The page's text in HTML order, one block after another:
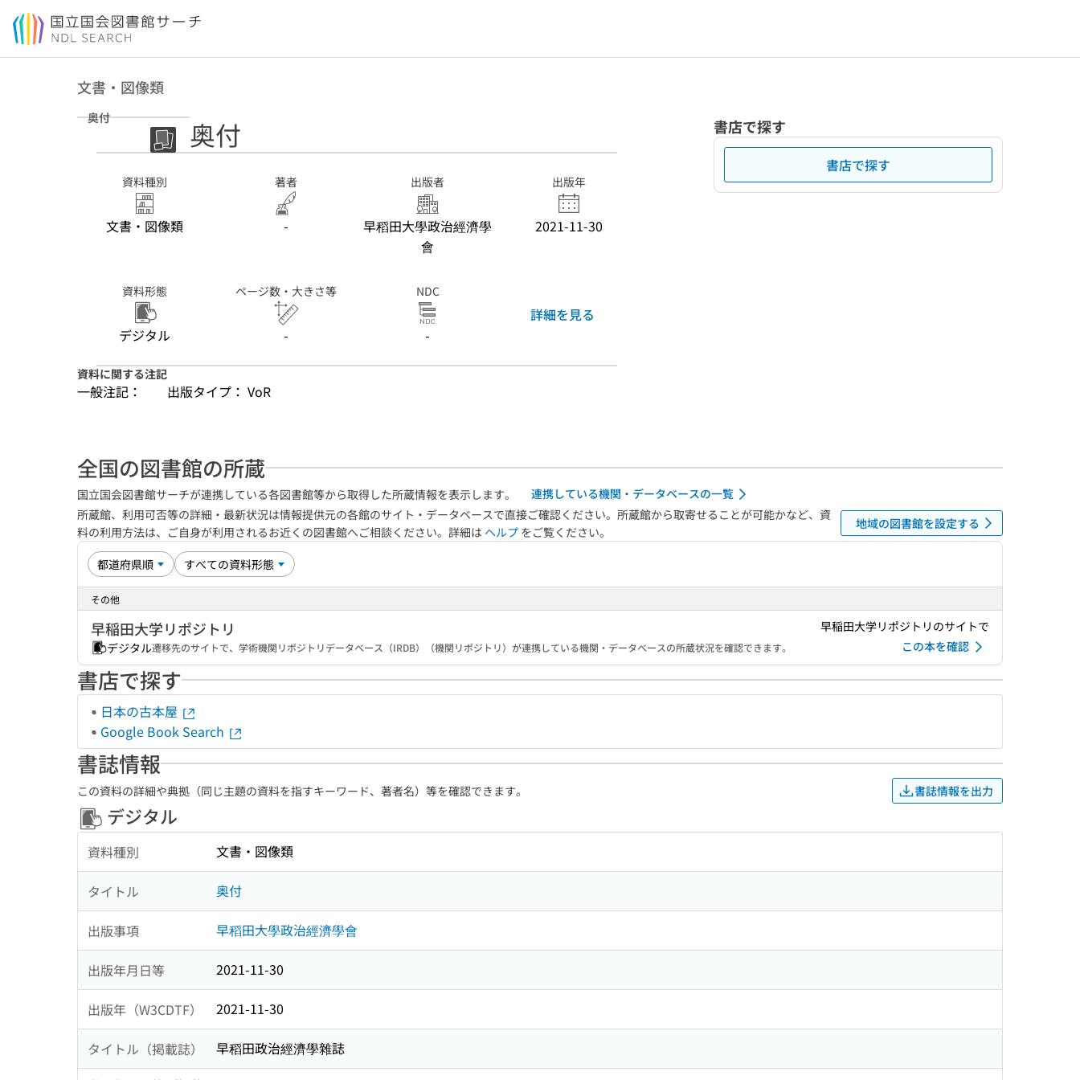
本文へ移動
文書・図像類
奥付 奥付
資料種別
文書・図像類
著者
-
出版者
早稻田大學政治經濟學
會
出版年
2021-11-30
資料形態
デジタル
ページ数・大きさ等
-
NDC
-
詳細を見る
資料に関する注記
一般注記： 出版タイプ： VoR
書店で探す
書店で探す
全国の図書館の所蔵
国立国会図書館サーチが連携している各図書館等から取得した所蔵情報を表示します。
連携している機関・データベースの一覧
所蔵館、利用可否等の詳細・最新状況は情報提供元の各館のサイト・データベースで直接ご確認ください。所蔵館から取寄せることが可能かなど、資
料の利用方法は、ご自身が利用されるお近くの図書館へご相談ください。詳細は ヘルプ をご覧ください。
地域の図書館を設定する
その他
早稲田大学リポジトリ
デジタル遷移先のサイトで、学術機関リポジトリデータベース（IRDB）（機関リポジトリ）が連携している機関・データベースの所蔵状況を確認できます。
早稲田大学リポジトリのサイトで
この本を確認
書店で探す
日本の古本屋
Google Book Search
書誌情報
この資料の詳細や典拠（同じ主題の資料を指すキーワード、著者名）等を確認できます。 書誌情報を出力
デジタル
資料種別 文書・図像類
タイトル 奥付
出版事項 早稻田大學政治經濟學會
出版年月日等 2021-11-30
出版年（W3CDTF） 2021-11-30
タイトル（掲載誌）
早稻田政治經濟學雜誌